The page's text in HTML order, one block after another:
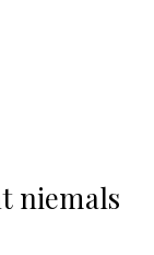
niemals